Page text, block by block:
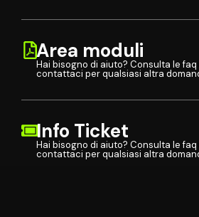
Area moduli
Hai bisogno di aiuto? Consulta le faq
contattaci per qualsiasi altra
Info Ticket
Hai bisogno di aiuto? Consulta le faq
contattaci per qualsiasi altra